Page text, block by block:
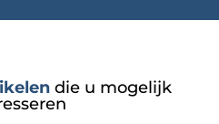
die u mogelijk